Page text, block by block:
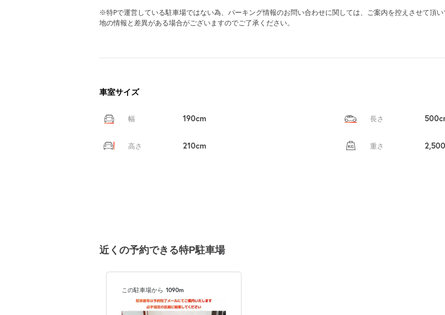
※特Pで運営している駐車場ではない為、パーキング情報のお問い合わせに関しては、ご案内を控えさせて頂
地の情報と差異がある場合がございますのでご了承ください。
車室サイズ
幅 190cm 長さ
高さ 210cm 重さ
近くの予約できる特P駐車場
この駐車場から 1090m